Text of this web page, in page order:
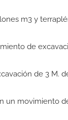
m3 y
de
de 3 M.
un